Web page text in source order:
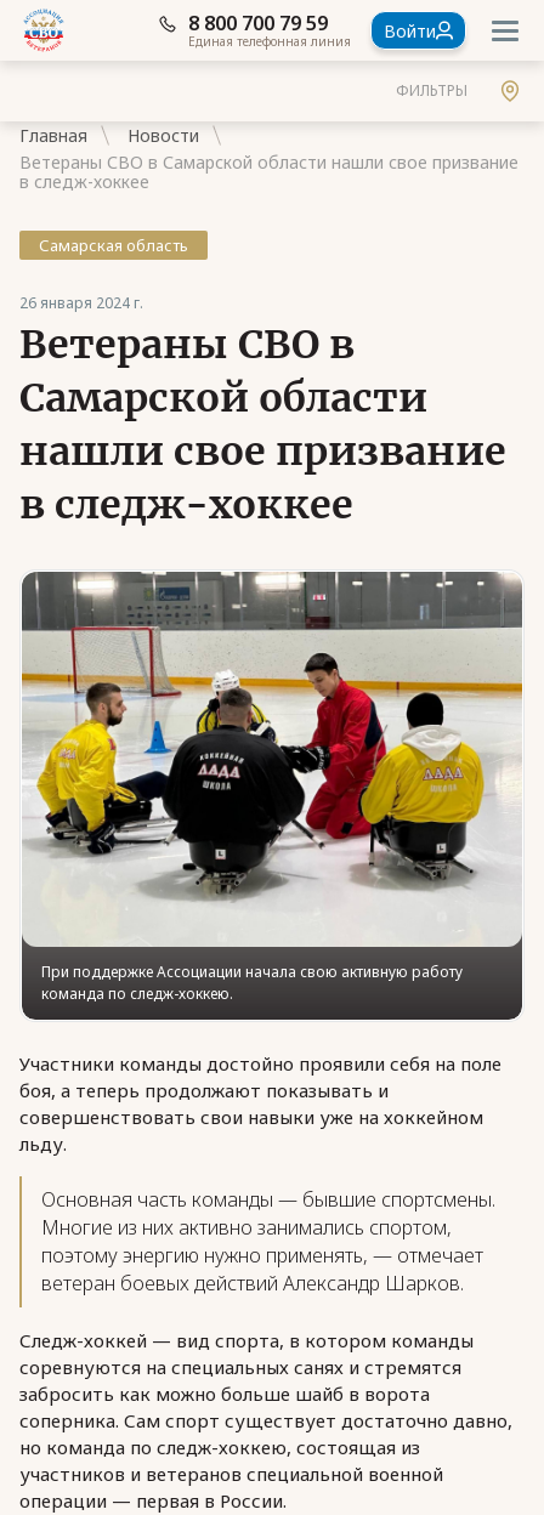
8 800 700 79 59
Единая телефонная линия Войти
ФИЛЬТРЫ
Главная
Новости
Ветераны СВО в Самарской области нашли свое призвание
в следж-хоккее
Самарская область
26 января 2024 г.
Ветераны СВО в
Самарской области
нашли свое призвание
в следж-хоккее
При поддержке Ассоциации начала свою активную работу
команда по следж-хоккею.
Участники команды достойно проявили себя на поле
боя, а теперь продолжают показывать и
совершенствовать свои навыки уже на хоккейном
льду.
Основная часть команды — бывшие спортсмены.
Многие из них активно занимались спортом,
поэтому энергию нужно применять, — отмечает
ветеран боевых действий Александр Шарков.
Следж-хоккей — вид спорта, в котором команды
соревнуются на специальных санях и стремятся
забросить как можно больше шайб в ворота
соперника. Сам спорт существует достаточно давно,
но команда по следж-хоккею, состоящая из
участников и ветеранов специальной военной
операции — первая в России.
Контакты
Стать членом Ассоциации ветеранов СВО
Ассоциация в субъектах России
Частые вопросы
Юридическая помощь
Региональные меры поддержки